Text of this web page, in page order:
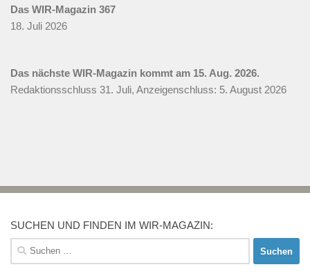
Das WIR-Magazin 367
18. Juli 2026
Das nächste WIR-Magazin kommt am 15. Aug. 2026.
Redaktionsschluss 31. Juli, Anzeigenschluss: 5. August 2026
SUCHEN UND FINDEN IM WIR-MAGAZIN:
Suchen
nach: